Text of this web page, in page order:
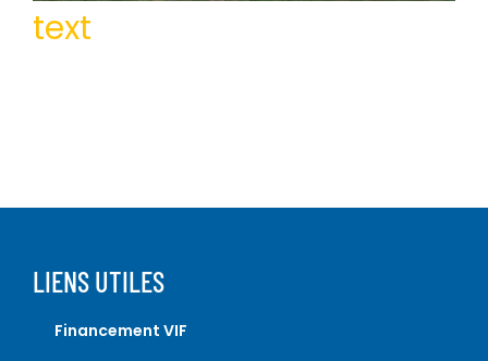
text
LIENS UTILES
Financement VIF